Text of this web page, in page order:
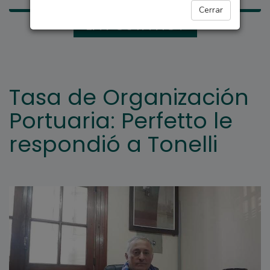
Cerrar
LA POSTA HOY
Tasa de Organización
Portuaria: Perfetto le
respondió a Tonelli